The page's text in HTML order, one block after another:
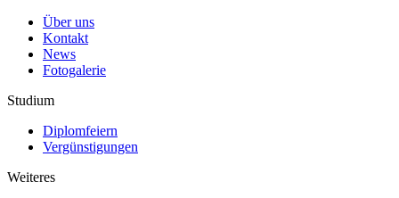
Über uns
Kontakt
News
Fotogalerie
Studium
Diplomfeiern
Vergünstigungen
Weiteres